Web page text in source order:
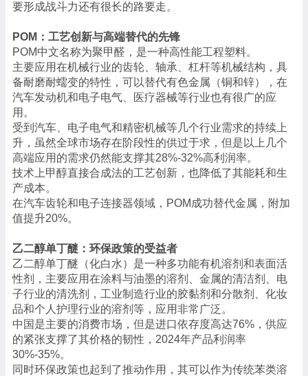
要形成战斗力还有很长的路要走。
POM：工艺创新与高端替代的先锋
POM中文名称为聚甲醛，是一种高性能工程塑料。
主要应用在机械行业的齿轮、轴承、杠杆等机械结构，具
备耐磨耐蠕变的特性，可以替代有色金属（铜和锌），在
汽车发动机和电子电气、医疗器械等行业也有很广的应
用。
受到汽车、电子电气和精密机械等几个行业需求的持续上
升，虽然全球市场存在阶段性的供过于求，但是以上几个
高端应用的需求仍然能支撑其28%-32%高利润率。
技术上甲醇直接合成法的工艺创新，也降低了其能耗和生
产成本。
在汽车齿轮和电子连接器领域，POM成功替代金属，附加
值提升20%。
乙二醇单丁醚：环保政策的受益者
乙二醇单丁醚（化白水）是一种多功能有机溶剂和表面活
性剂，主要应用在涂料与油墨的溶剂、金属的清洁剂、电
子行业的清洗剂，工业制造行业的胶黏剂和分散剂、化妆
品和个人护理行业的溶剂等，应用非常广泛。
中国是主要的消费市场，但是进口依存度高达76%，供应
的紧张支撑了其价格的韧性，2024年产品利润率
30%-35%。
同时环保政策也起到了推动作用，其可以作为传统苯类溶